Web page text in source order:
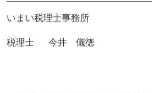
いまい税理士事務所
税理士 今井 儀徳